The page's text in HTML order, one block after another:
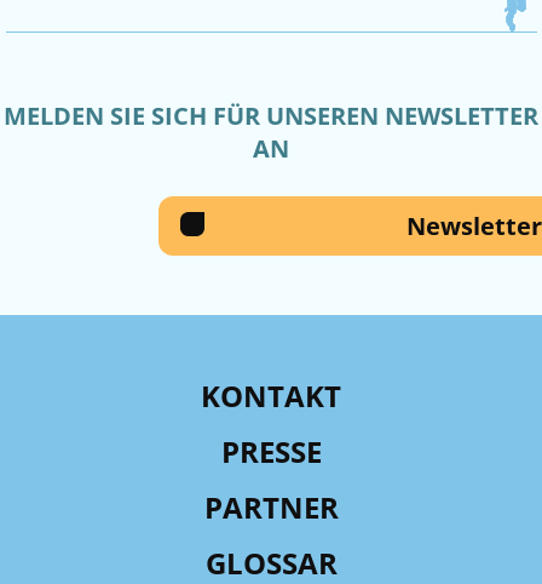
MELDEN SIE SICH FÜR UNSEREN NEWSLETTER
AN
Newsletter
KONTAKT
PRESSE
PARTNER
GLOSSAR